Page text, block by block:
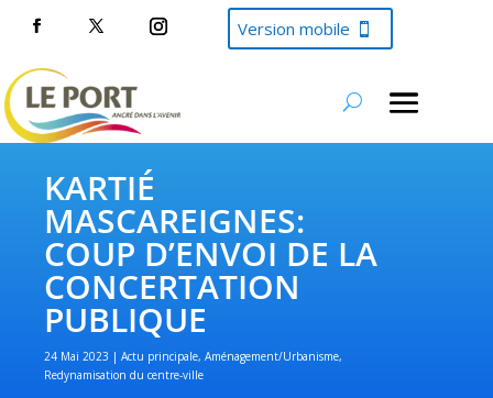
Version mobile
KARTIÉ
MASCAREIGNES:
COUP D’ENVOI DE LA
CONCERTATION
PUBLIQUE
24 Mai 2023 Actu principale,Aménagement/Urbanisme,
Redynamisation du centre-ville